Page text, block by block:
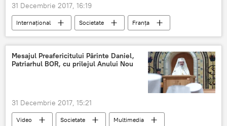
31 Decembrie 2017, 16:19
Internaţional Societate
Franța
Securitate
măsuri Anul Nou
Mesajul Preafericitului Părinte Daniel,
Patriarhul BOR, cu prilejul Anului Nou
31 Decembrie 2017, 15:21
Video Societate
Multimedia